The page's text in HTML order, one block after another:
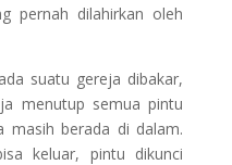
pernah dilahirkan oleh
suatu gereja dibakar,
menutup semua pintu
masih berada di dalam.
keluar, pintu dikunci